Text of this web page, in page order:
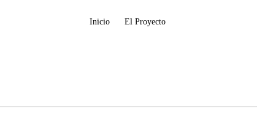
Inicio El Proyecto